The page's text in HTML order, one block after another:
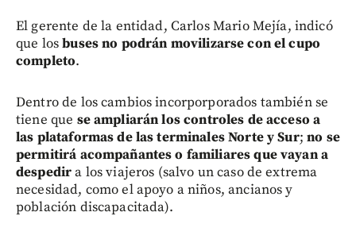
El gerente de la entidad, Carlos Mario Mejía, indicó
que losbusesno podrán movilizarse con el cupo
completo.
Dentro de los cambios incorporporados también se
tiene que se ampliarán los controles de acceso a
las plataformas de las terminales Norte y Sur;no se
permitirá acompañantes o familiares que vayan a
despedira los viajeros (salvo un caso de extrema
necesidad, como el apoyo a niños, ancianos y
población discapacitada).